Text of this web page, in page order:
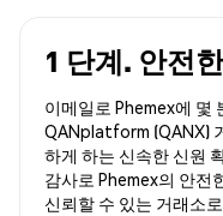
1 단계. 안전
이메일로 Phemex에 몇
QANplatform (QANX)
하게 하는 신속한 신원
감사로 Phemex의 안전
신뢰할 수 있는 거래소